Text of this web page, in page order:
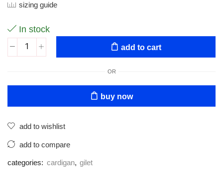
sizing guide
In stock
add to cart
OR
buy now
add to wishlist
add to compare
categories: cardigan, gilet